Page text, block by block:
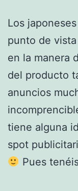
Los
punto de
en la manera
del producto
anuncios
tiene alguna
spot
Pues